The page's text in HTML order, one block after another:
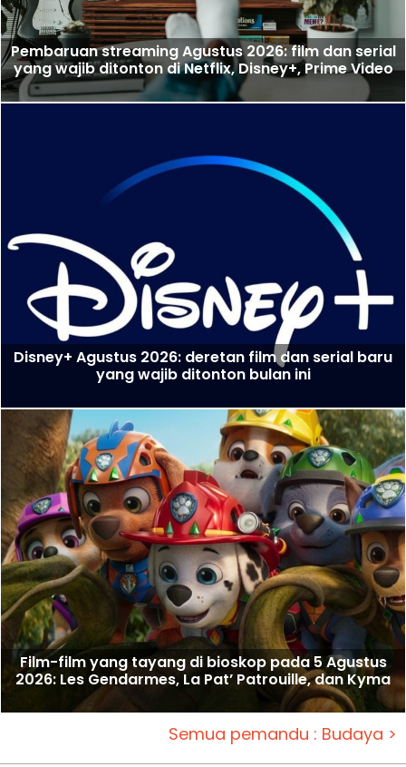
Pembaruan streaming Agustus 2026: film dan serial
yang wajib ditonton di Netflix, Disney+, Prime Video
Disney+ Agustus 2026: deretan film dan serial baru
yang wajib ditonton bulan ini
Film-film yang tayang di bioskop pada 5 Agustus
2026: Les Gendarmes, La Pat’ Patrouille, dan Kyma
Semua pemandu : Budaya >